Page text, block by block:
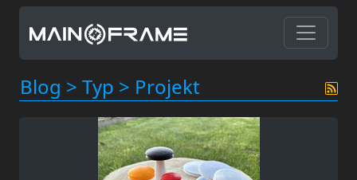
Blog > Typ > Projekt